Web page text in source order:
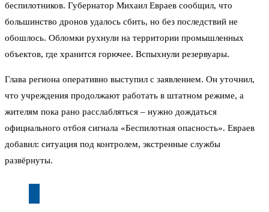
беспилотников. Губернатор Михаил Евраев сообщил, что
большинство дронов удалось сбить, но без последствий не
обошлось. Обломки рухнули на территории промышленных
объектов, где хранится горючее. Вспыхнули резервуары.
Глава региона оперативно выступил с заявлением. Он уточнил,
что учреждения продолжают работать в штатном режиме, а
жителям пока рано расслабляться – нужно дождаться
официального отбоя сигнала «Беспилотная опасность». Евраев
добавил: ситуация под контролем, экстренные службы
развёрнуты.